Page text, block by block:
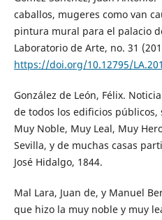
caballos, mugeres como van
pintura mural para el palacio
Laboratorio de Arte, no. 31
https://doi.org/10.12795/
González de León, Félix.
de todos los edificios públicos,
Muy Noble, Muy Leal, Muy
Sevilla, y de muchas casas
José Hidalgo, 1844.
Mal Lara, Juan de, y Manuel
que hizo la muy noble y muy